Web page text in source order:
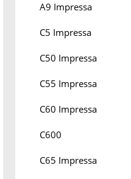
A9 Impressa
C5 Impressa
C50 Impressa
C55 Impressa
C60 Impressa
C600
C65 Impressa